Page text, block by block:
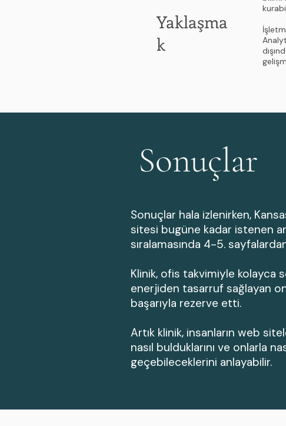
Yaklaşma
k
Sonuçlar
Sonuçlar hala izlenirken,
sitesi bugüne kadar istenen
sıralamasında 4-5.
Klinik, ofis takvimiyle kolayca
enerjiden tasarruf sağlayan
başarıyla rezerve etti.
Artık klinik, insanların web
nasıl bulduklarını ve onlarla
geçebileceklerini anlayabilir.